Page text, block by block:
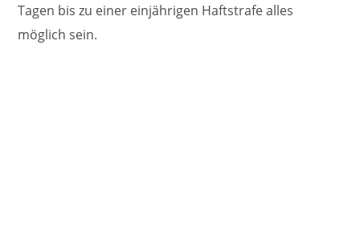
Tagen bis zu einer einjährigen Haftstrafe alles
möglich sein.